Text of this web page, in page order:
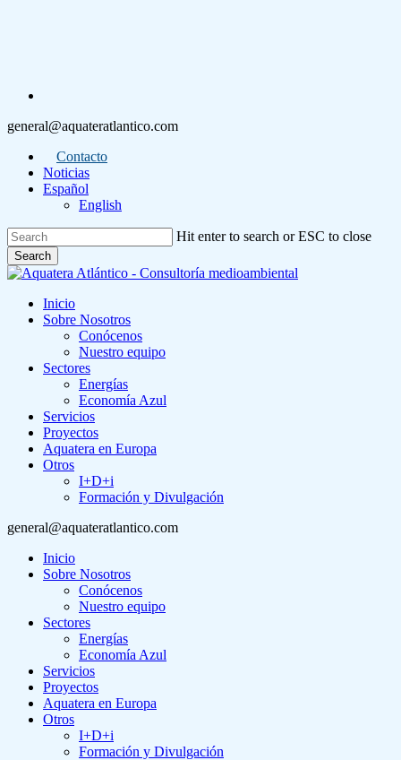
general@aquateratlantico.com
Contacto
Noticias
Español
English
Hit enter to search or ESC to close
Search
Close
Menu
Inicio
Sobre Nosotros
Conócenos
Nuestro equipo
Sectores
Energías
Economía Azul
Servicios
Proyectos
Aquatera en Europa
Otros
I+D+i
Formación y Divulgación
general@aquateratlantico.com
Inicio
Sobre Nosotros
Conócenos
Nuestro equipo
Sectores
Energías
Economía Azul
Servicios
Proyectos
Aquatera en Europa
Otros
I+D+i
Formación y Divulgación